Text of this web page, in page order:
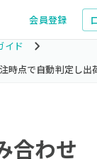
会員登録
イド
時点で自動判定し出
合わせ